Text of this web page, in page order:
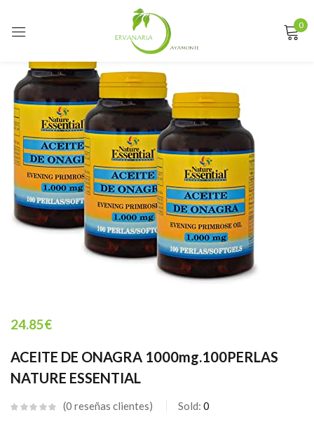
0
24.85€
ACEITE DE ONAGRA 1000mg.100PERLAS
NATURE ESSENTIAL
0 reseñas clientes Sold: 0
Sign in
Remember me Lost password?
LOG IN
CREATE AN ACCOUNT